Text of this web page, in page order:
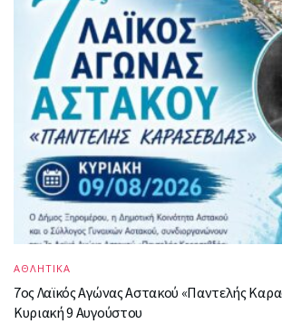
ΑΘΛΗΤΙΚΑ
7ος Λαϊκός Αγώνας Αστακού «Παντελής
Κυριακή 9 Αυγούστου